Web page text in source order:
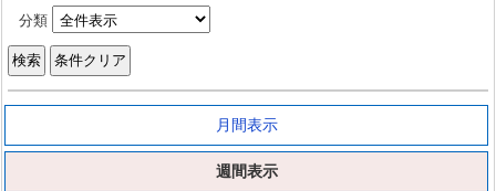
分類
月間表示
週間表示